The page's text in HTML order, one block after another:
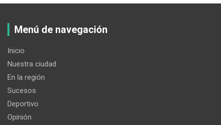
Menú de navegación
Inicio
Nuestra ciudad
En la región
Sucesos
Deportivo
Opinión